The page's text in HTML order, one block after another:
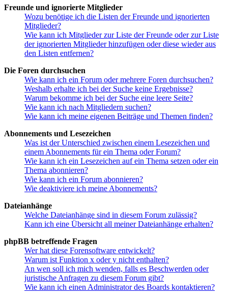
Freunde und ignorierte Mitglieder
Wozu benötige ich die Listen der Freunde und ignorierten
Mitglieder?
Wie kann ich Mitglieder zur Liste der Freunde oder zur Liste
der ignorierten Mitglieder hinzufügen oder diese wieder aus
den Listen entfernen?
Die Foren durchsuchen
Wie kann ich ein Forum oder mehrere Foren durchsuchen?
Weshalb erhalte ich bei der Suche keine Ergebnisse?
Warum bekomme ich bei der Suche eine leere Seite?
Wie kann ich nach Mitgliedern suchen?
Wie kann ich meine eigenen Beiträge und Themen finden?
Abonnements und Lesezeichen
Was ist der Unterschied zwischen einem Lesezeichen und
einem Abonnements für ein Thema oder Forum?
Wie kann ich ein Lesezeichen auf ein Thema setzen oder ein
Thema abonnieren?
Wie kann ich ein Forum abonnieren?
Wie deaktiviere ich meine Abonnements?
Dateianhänge
Welche Dateianhänge sind in diesem Forum zulässig?
Kann ich eine Übersicht all meiner Dateianhänge erhalten?
phpBB betreffende Fragen
Wer hat diese Forensoftware entwickelt?
Warum ist Funktion x oder y nicht enthalten?
An wen soll ich mich wenden, falls es Beschwerden oder
juristische Anfragen zu diesem Forum gibt?
Wie kann ich einen Administrator des Boards kontaktieren?